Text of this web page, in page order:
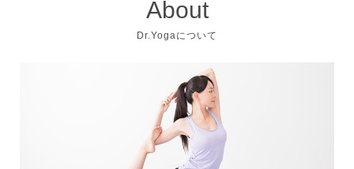
About
Dr.Yogaについて